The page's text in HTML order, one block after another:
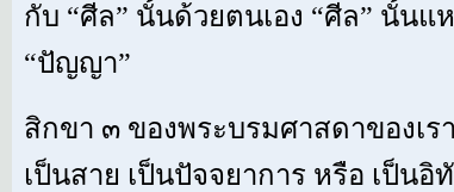
กับ “ศีล” นั้นด้วยตนเอง “ศีล” นั้น
“ปัญญา”
สิกขา ๓ ของพระบรมศาสดาของเร
เป็นสาย เป็นปัจจยาการ หรือ เป็น